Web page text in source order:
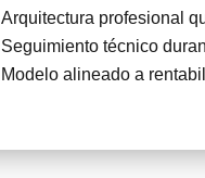
Arquitectura profesional
Seguimiento técnico
Modelo alineado a